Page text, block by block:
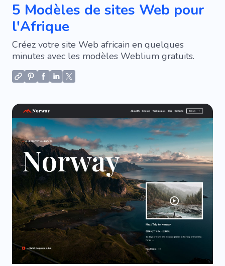
5 Modèles de sites Web pour
l'Afrique
Créez votre site Web africain en quelques
minutes avec les modèles Weblium gratuits.